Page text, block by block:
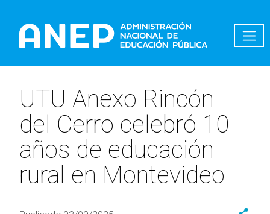
UTU Anexo Rincón
del Cerro celebró 10
años de educación
rural en Montevideo